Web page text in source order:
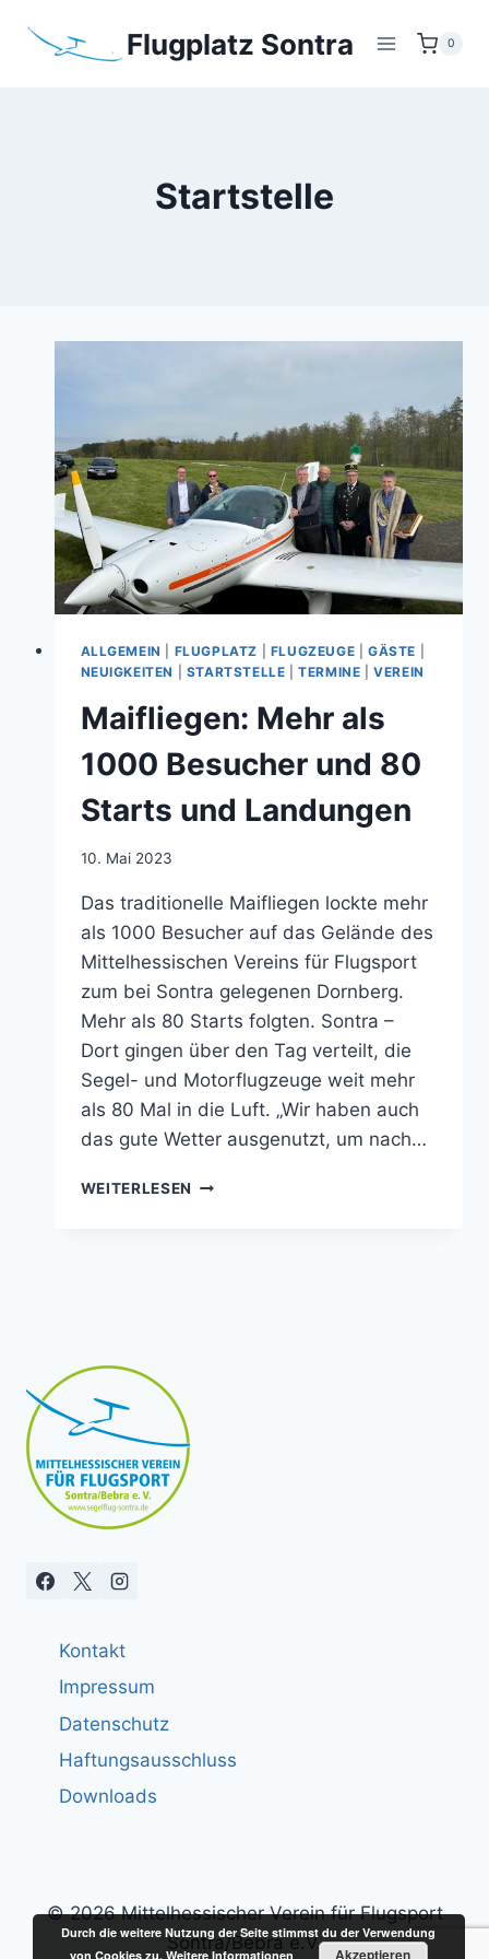
Inhalt
Flugplatz Sontra 0
Startstelle
ALLGEMEIN FLUGPLATZ FLUGZEUGE GÄSTE
NEUIGKEITEN
STARTSTELLE |TERMINE |VEREIN
Maifliegen: Mehr als
1000 Besucher und 80
Starts und Landungen
Von
Konopka
10. Mai 2023
Das traditionelle Maifliegen lockte mehr
als 1000 Besucher auf das Gelände des
Mittelhessischen Vereins für Flugsport
zum bei Sontra gelegenen Dornberg.
Mehr als 80 Starts folgten. Sontra –
Dort gingen über den Tag verteilt, die
Segel- und Motorflugzeuge weit mehr
als 80 Mal in die Luft. „Wir haben auch
das gute Wetter ausgenutzt, um nach…
WEITERLESEN MAIFLIEGEN:
Kontakt
Impressum
Datenschutz
Haftungsausschluss
Downloads
© 2026 Mittelhessischer Verein für Flugsport
Sontra/Bebra e.V.
Durch die weitere Nutzung der Seite stimmst du der Verwendung
von Cookies zu. Weitere Informationen Akzeptieren